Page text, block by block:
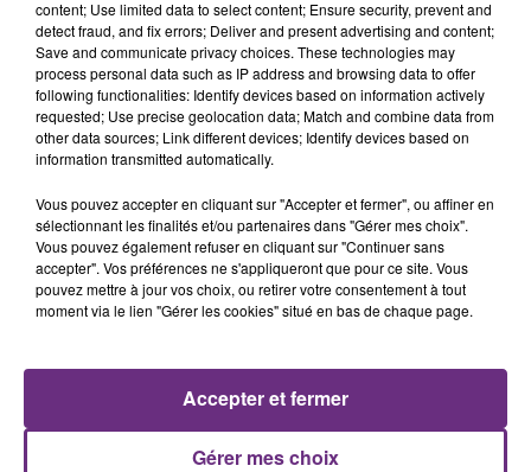
présente.
21h31
21h31
TEDDYBEAR
21h26
21h26
JAMES MORRISON FEAT. NELLY
21h20
21h20
content; Use limited data to select content; Ensure security, prevent and
detect fraud, and fix errors; Deliver and present advertising and content;
Save and communicate privacy choices. These technologies may
process personal data such as IP address and browsing data to offer
following functionalities: Identify devices based on information actively
requested; Use precise geolocation data; Match and combine data from
other data sources; Link different devices; Identify devices based on
information transmitted automatically.
Vous pouvez accepter en cliquant sur "Accepter et fermer", ou affiner en
sélectionnant les finalités et/ou partenaires dans "Gérer mes choix".
Vous pouvez également refuser en cliquant sur "Continuer sans
accepter". Vos préférences ne s'appliqueront que pour ce site. Vous
pouvez mettre à jour vos choix, ou retirer votre consentement à tout
moment via le lien "Gérer les cookies" situé en bas de chaque page.
Gérer mes choix
Accepter et fermer